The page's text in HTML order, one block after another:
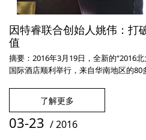
因特睿联合创始人姚伟：打
值
摘要：2016年3月19日，全新的“2016
国际酒店顺利举行，来自华南地区的80
店顺利举行，来自华南地区的80多位
讨了互联网+时代的创业与创新新举措。
了解更多
03-23 /2016